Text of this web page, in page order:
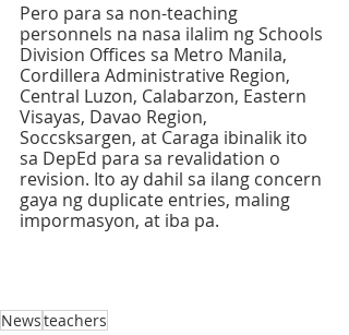
Pero para sa non-teaching
personnels na nasa ilalim ng Schools
Division Offices sa Metro Manila,
Cordillera Administrative Region,
Central Luzon, Calabarzon, Eastern
Visayas, Davao Region,
Soccsksargen, at Caraga ibinalik ito
sa DepEd para sa revalidation o
revision. Ito ay dahil sa ilang concern
gaya ng duplicate entries, maling
impormasyon, at iba pa.
Newsteachers